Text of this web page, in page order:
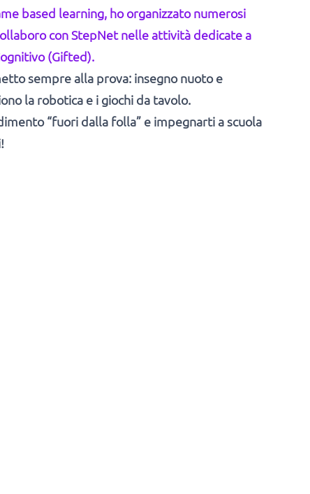
based learning, ho organizzato numerosi
con StepNet nelle attività dedicate a
(Gifted).
sempre alla prova: insegno nuoto e
la robotica e i giochi da tavolo.
“fuori dalla folla” e impegnarti a scuola